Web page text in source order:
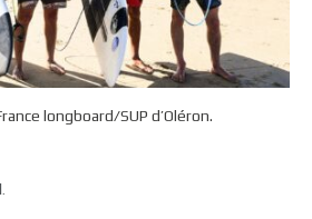
longboard/SUP d’Oléron.